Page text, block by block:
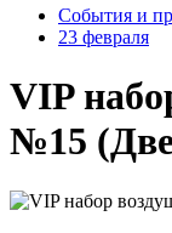
События и
23 февраля
VIP
№15